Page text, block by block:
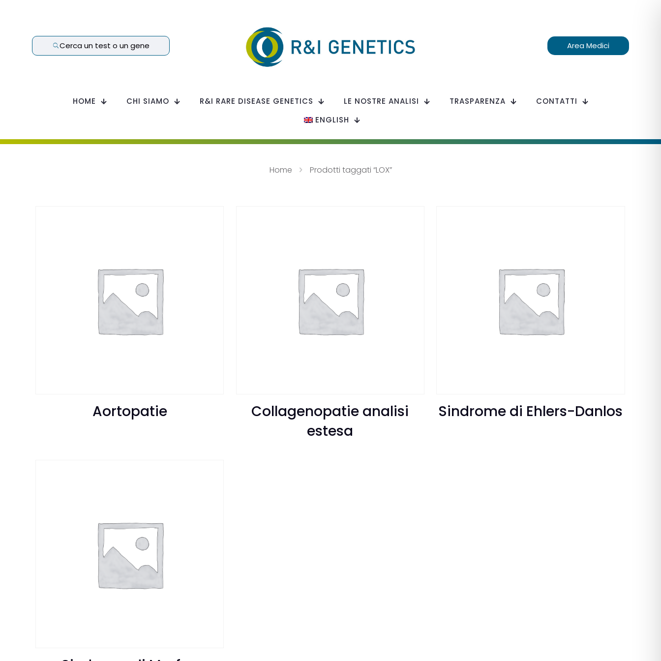
Cerca un test o un gene Area Medici
HOME CHI SIAMO R&I RARE DISEASE GENETICS LE NOSTRE ANALISI TRASPARENZA
CONTATTI
ENGLISH
Home Prodotti taggati “LOX”
Aortopatie
Collagenopatie analisi
estesa
Sindrome di Ehlers-Danlos